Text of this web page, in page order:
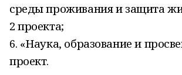
среды проживания и защита
2 проекта;
6. «Наука, образование и
проект.